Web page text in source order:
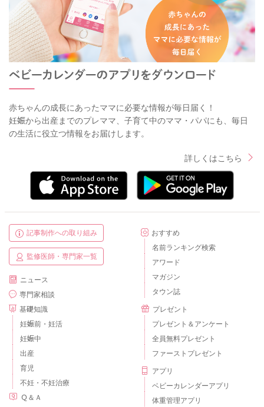
赤ちゃんの成長にあったママに必要な情報が毎日届く！
妊娠から出産までのプレママ、子育て中のママ・パパにも、毎日
の生活に役立つ情報をお届けします。
詳しくはこちら
記事制作への取り組み
監修医師・専門家一覧
ニュース
専門家相談
基礎知識
妊娠前・妊活
妊娠中
出産
育児
不妊・不妊治療
Ｑ＆Ａ
おすすめ
名前ランキング検索
アワード
マガジン
タウン誌
プレゼント
プレゼント＆アンケート
全員無料プレゼント
ファーストプレゼント
アプリ
ベビーカレンダーアプリ
体重管理アプリ